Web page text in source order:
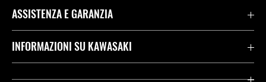
ASSISTENZA E GARANZIA
Assistenza Stradale Kawasaki
INFORMAZIONI SU KAWASAKI
Società